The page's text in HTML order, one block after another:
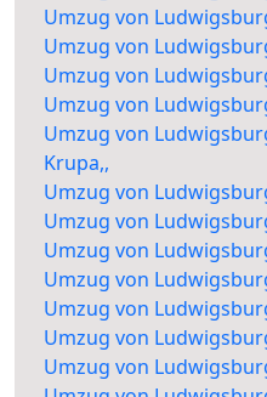
Umzug von
Umzug von
Umzug von
Umzug von
Umzug von
Krupa,,
Umzug von
Umzug von
Umzug von
Umzug von
Umzug von
Umzug von
Umzug von